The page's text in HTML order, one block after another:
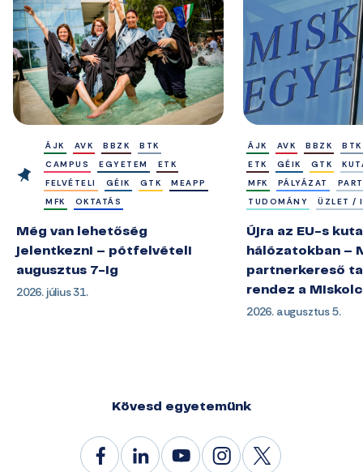
ÁJK AVK BBZK
BTK
CAMPUS
EGYETEM
ETK
FELVÉTELI
GÉIK GTK
MEAPP
MFK
OKTATÁS
Még van lehetőség
jelentkezni – pótfelvételi
augusztus 7-ig
2026. július 31.
ÁJK AVK BBZK
BTK
ETK
GÉIK GTK
MFK
PÁLYÁZAT
TUDOMÁNY
ÜZLET /
Újra az EU-s
hálózatokban –
partnerkereső
rendez a
2026. augusztus 5.
Kövesd egyetemünk